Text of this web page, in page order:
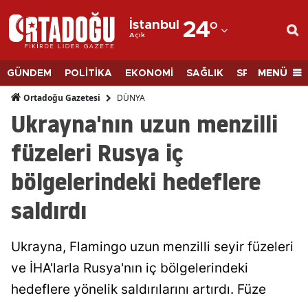
İstanbul
Açık 24°
Adana
Adıyaman
Afyonkarahisar
Ağrı
Amasya
Ankara
Aydın
Balıkesir
GÜNDEM POLİTİKA EKONOMİ SAĞLIK SPORMENÜ
Ortadoğu Gazetesi DÜNYA
Ukrayna'nın uzun menzilli
füzeleri Rusya iç
bölgelerindeki hedeflere
saldırdı
Ukrayna, Flamingo uzun menzilli seyir füzeleri
ve İHA'larla Rusya'nın iç bölgelerindeki
hedeflere yönelik saldırılarını artırdı. Füze